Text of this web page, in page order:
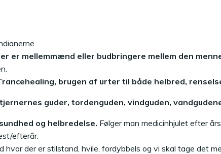
er mellemmænd eller budbringere mellem den
brugen af urter til både helbred,
guder, tordenguden, vindguden,
og helbredelse. Følger man medicinhjulet efter
efterår.
hvor der er stilstand, hvile, fordybbels og vi skal tage det